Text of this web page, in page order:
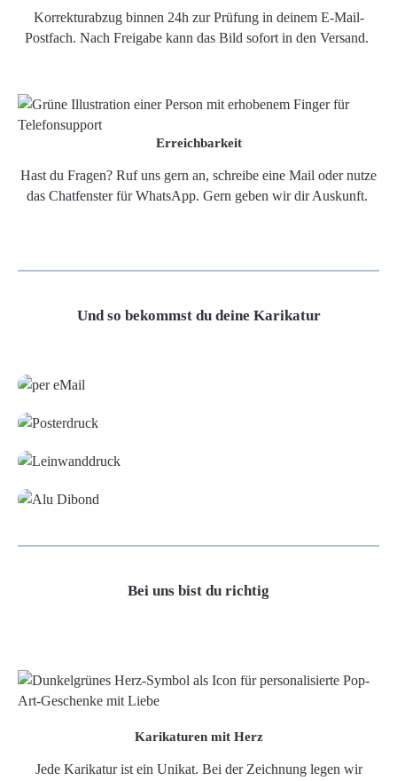
Korrekturabzug binnen 24h zur Prüfung in deinem E-Mail-
Postfach. Nach Freigabe kann das Bild sofort in den Versand.
Erreichbarkeit
Hast du Fragen? Ruf uns gern an, schreibe eine Mail oder nutze
das Chatfenster für WhatsApp. Gern geben wir dir Auskunft.
Und so bekommst du deine Karikatur
Bei uns bist du richtig
Karikaturen mit Herz
Jede Karikatur ist ein Unikat. Bei der Zeichnung legen wir